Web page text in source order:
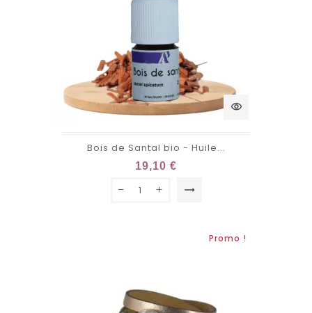
visibility
Bois de Santal bio - Huile...
19,10 €
trending_flat
Promo !